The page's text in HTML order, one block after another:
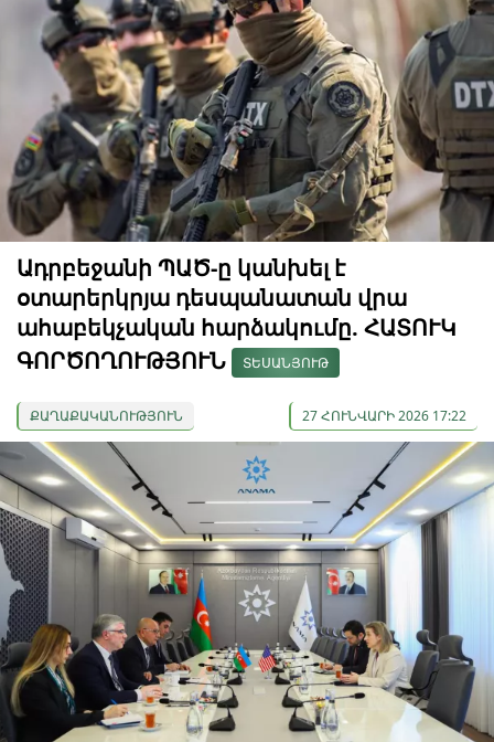
Ադրբեջանի ՊԱԾ-ը կանխել է
օտարերկրյա դեսպանատան վրա
ահաբեկչական հարձակումը. ՀԱՏՈՒԿ
ԳՈՐԾՈՂՈՒԹՅՈՒՆ
ՏԵՍԱՆՅՈՒԹ
ՔԱՂԱՔԱԿԱՆՈՒԹՅՈՒՆ 27 ՀՈՒՆՎԱՐԻ 2026 17:22